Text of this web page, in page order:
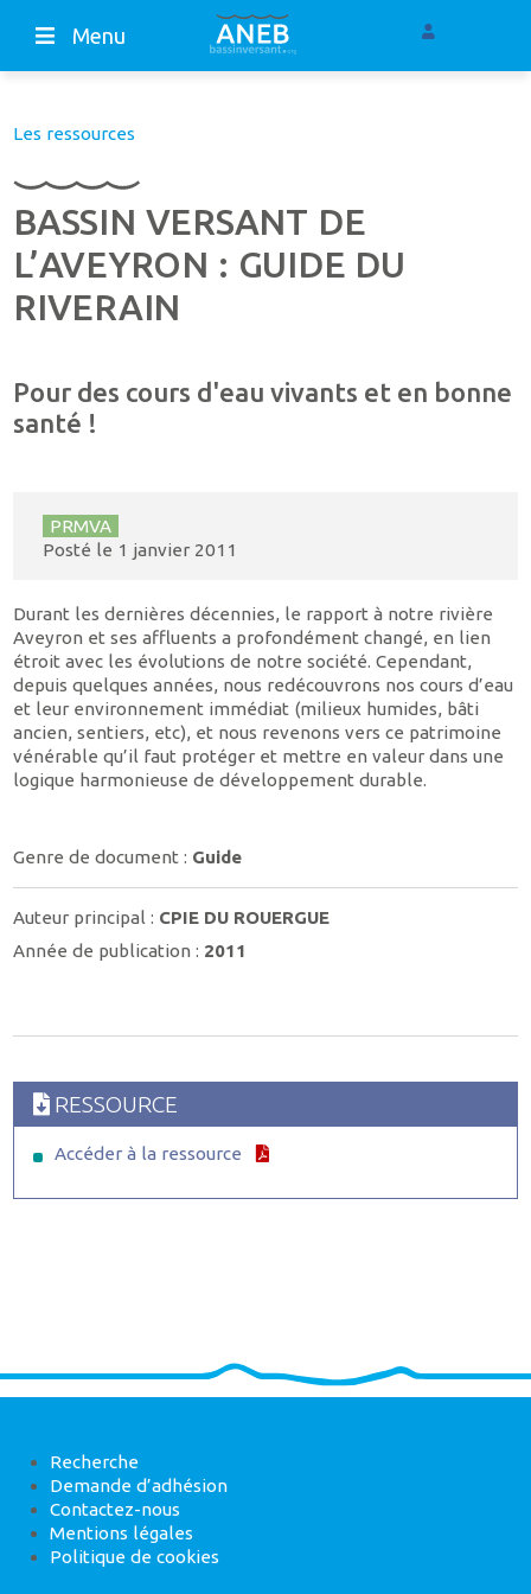
Menu
Les ressources
BASSIN VERSANT DE
L’AVEYRON : GUIDE DU
RIVERAIN
Pour des cours d'eau vivants et en bonne
santé !
PRMVA
Posté le 1 janvier 2011
Durant les dernières décennies, le rapport à notre rivière
Aveyron et ses affluents a profondément changé, en lien
étroit avec les évolutions de notre société. Cependant,
depuis quelques années, nous redécouvrons nos cours d’eau
et leur environnement immédiat (milieux humides, bâti
ancien, sentiers, etc), et nous revenons vers ce patrimoine
vénérable qu’il faut protéger et mettre en valeur dans une
logique harmonieuse de développement durable.
Genre de document : Guide
Auteur principal : CPIE DU ROUERGUE
Année de publication : 2011
RESSOURCE
Accéder à la ressource
Recherche
Demande d’adhésion
Contactez-nous
Mentions légales
Politique de cookies